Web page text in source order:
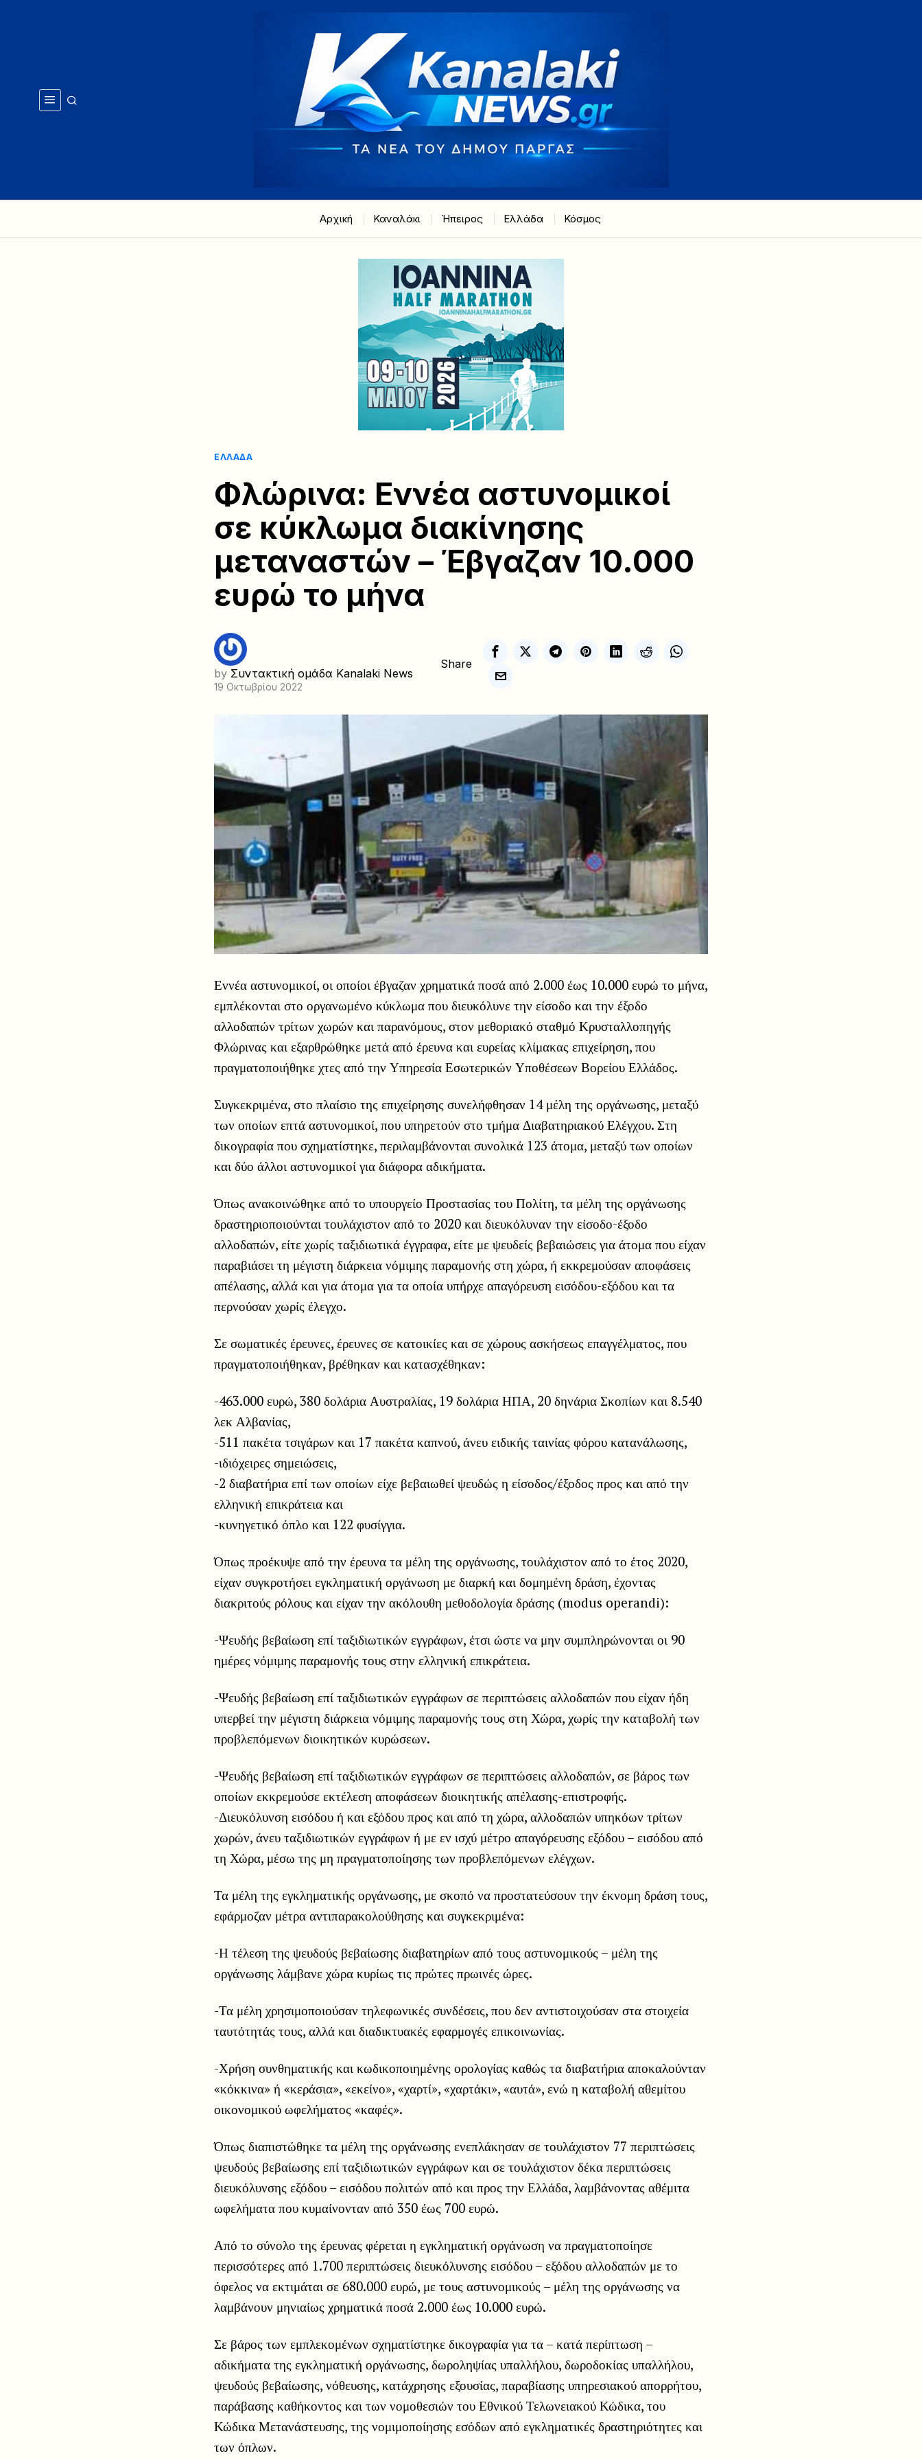
Αρχική Καναλάκι Ήπειρος Ελλάδα Κόσμος
ΕΛΛΆΔΑ
Φλώρινα: Εννέα αστυνομικοί
σε κύκλωμα διακίνησης
μεταναστών – Έβγαζαν 10.000
ευρώ το μήνα
by Συντακτική ομάδα Kanalaki News
19 Οκτωβρίου 2022
Share
Εννέα αστυνομικοί, οι οποίοι έβγαζαν χρηματικά ποσά από 2.000 έως 10.000 ευρώ το μήνα,
εμπλέκονται στο οργανωμένο κύκλωμα που διευκόλυνε την είσοδο και την έξοδο
αλλοδαπών τρίτων χωρών και παρανόμους, στον μεθοριακό σταθμό Κρυσταλλοπηγής
Φλώρινας και εξαρθρώθηκε μετά από έρευνα και ευρείας κλίμακας επιχείρηση, που
πραγματοποιήθηκε χτες από την Υπηρεσία Εσωτερικών Υποθέσεων Βορείου Ελλάδος.
Συγκεκριμένα, στο πλαίσιο της επιχείρησης συνελήφθησαν 14 μέλη της οργάνωσης, μεταξύ
των οποίων επτά αστυνομικοί, που υπηρετούν στο τμήμα Διαβατηριακού Ελέγχου. Στη
δικογραφία που σχηματίστηκε, περιλαμβάνονται συνολικά 123 άτομα, μεταξύ των οποίων
και δύο άλλοι αστυνομικοί για διάφορα αδικήματα.
Όπως ανακοινώθηκε από το υπουργείο Προστασίας του Πολίτη, τα μέλη της οργάνωσης
δραστηριοποιούνται τουλάχιστον από το 2020 και διευκόλυναν την είσοδο-έξοδο
αλλοδαπών, είτε χωρίς ταξιδιωτικά έγγραφα, είτε με ψευδείς βεβαιώσεις για άτομα που είχαν
παραβιάσει τη μέγιστη διάρκεια νόμιμης παραμονής στη χώρα, ή εκκρεμούσαν αποφάσεις
απέλασης, αλλά και για άτομα για τα οποία υπήρχε απαγόρευση εισόδου-εξόδου και τα
περνούσαν χωρίς έλεγχο.
Σε σωματικές έρευνες, έρευνες σε κατοικίες και σε χώρους ασκήσεως επαγγέλματος, που
πραγματοποιήθηκαν, βρέθηκαν και κατασχέθηκαν:
-463.000 ευρώ, 380 δολάρια Αυστραλίας, 19 δολάρια ΗΠΑ, 20 δηνάρια Σκοπίων και 8.540
λεκ Αλβανίας,
-511 πακέτα τσιγάρων και 17 πακέτα καπνού, άνευ ειδικής ταινίας φόρου κατανάλωσης,
-ιδιόχειρες σημειώσεις,
-2 διαβατήρια επί των οποίων είχε βεβαιωθεί ψευδώς η είσοδος/έξοδος προς και από την
ελληνική επικράτεια και
-κυνηγετικό όπλο και 122 φυσίγγια.
Όπως προέκυψε από την έρευνα τα μέλη της οργάνωσης, τουλάχιστον από το έτος 2020,
είχαν συγκροτήσει εγκληματική οργάνωση με διαρκή και δομημένη δράση, έχοντας
διακριτούς ρόλους και είχαν την ακόλουθη μεθοδολογία δράσης (modus operandi):
-Ψευδής βεβαίωση επί ταξιδιωτικών εγγράφων, έτσι ώστε να μην συμπληρώνονται οι 90
ημέρες νόμιμης παραμονής τους στην ελληνική επικράτεια.
-Ψευδής βεβαίωση επί ταξιδιωτικών εγγράφων σε περιπτώσεις αλλοδαπών που είχαν ήδη
υπερβεί την μέγιστη διάρκεια νόμιμης παραμονής τους στη Χώρα, χωρίς την καταβολή των
προβλεπόμενων διοικητικών κυρώσεων.
-Ψευδής βεβαίωση επί ταξιδιωτικών εγγράφων σε περιπτώσεις αλλοδαπών, σε βάρος των
οποίων εκκρεμούσε εκτέλεση αποφάσεων διοικητικής απέλασης-επιστροφής.
-Διευκόλυνση εισόδου ή και εξόδου προς και από τη χώρα, αλλοδαπών υπηκόων τρίτων
χωρών, άνευ ταξιδιωτικών εγγράφων ή με εν ισχύ μέτρο απαγόρευσης εξόδου – εισόδου από
τη Χώρα, μέσω της μη πραγματοποίησης των προβλεπόμενων ελέγχων.
Τα μέλη της εγκληματικής οργάνωσης, με σκοπό να προστατεύσουν την έκνομη δράση τους,
εφάρμοζαν μέτρα αντιπαρακολούθησης και συγκεκριμένα:
-Η τέλεση της ψευδούς βεβαίωσης διαβατηρίων από τους αστυνομικούς – μέλη της
οργάνωσης λάμβανε χώρα κυρίως τις πρώτες πρωινές ώρες.
-Τα μέλη χρησιμοποιούσαν τηλεφωνικές συνδέσεις, που δεν αντιστοιχούσαν στα στοιχεία
ταυτότητάς τους, αλλά και διαδικτυακές εφαρμογές επικοινωνίας.
-Χρήση συνθηματικής και κωδικοποιημένης ορολογίας καθώς τα διαβατήρια αποκαλούνταν
«κόκκινα» ή «κεράσια», «εκείνο», «χαρτί», «χαρτάκι», «αυτά», ενώ η καταβολή αθεμίτου
οικονομικού ωφελήματος «καφές».
Όπως διαπιστώθηκε τα μέλη της οργάνωσης ενεπλάκησαν σε τουλάχιστον 77 περιπτώσεις
ψευδούς βεβαίωσης επί ταξιδιωτικών εγγράφων και σε τουλάχιστον δέκα περιπτώσεις
διευκόλυνσης εξόδου – εισόδου πολιτών από και προς την Ελλάδα, λαμβάνοντας αθέμιτα
ωφελήματα που κυμαίνονταν από 350 έως 700 ευρώ.
Από το σύνολο της έρευνας φέρεται η εγκληματική οργάνωση να πραγματοποίησε
περισσότερες από 1.700 περιπτώσεις διευκόλυνσης εισόδου – εξόδου αλλοδαπών με το
όφελος να εκτιμάται σε 680.000 ευρώ, με τους αστυνομικούς – μέλη της οργάνωσης να
λαμβάνουν μηνιαίως χρηματικά ποσά 2.000 έως 10.000 ευρώ.
Σε βάρος των εμπλεκομένων σχηματίστηκε δικογραφία για τα – κατά περίπτωση –
αδικήματα της εγκληματική οργάνωσης, δωροληψίας υπαλλήλου, δωροδοκίας υπαλλήλου,
ψευδούς βεβαίωσης, νόθευσης, κατάχρησης εξουσίας, παραβίασης υπηρεσιακού απορρήτου,
παράβασης καθήκοντος και των νομοθεσιών του Εθνικού Τελωνειακού Κώδικα, του
Κώδικα Μετανάστευσης, της νομιμοποίησης εσόδων από εγκληματικές δραστηριότητες και
των όπλων.